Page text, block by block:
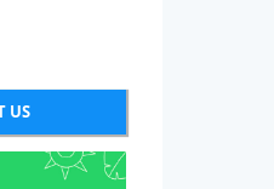
US